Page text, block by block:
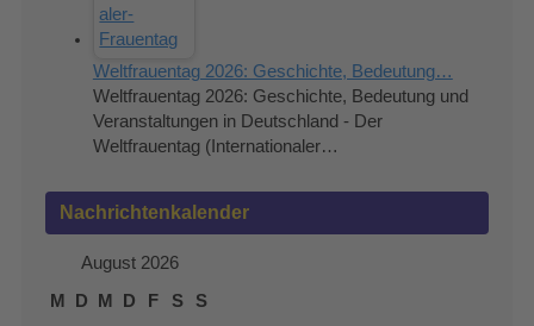
Weltfrauentag 2026: Geschichte, Bedeutung…
Weltfrauentag 2026: Geschichte, Bedeutung und
Veranstaltungen in Deutschland - Der
Weltfrauentag (Internationaler…
Nachrichtenkalender
August 2026
M
D M D F S S